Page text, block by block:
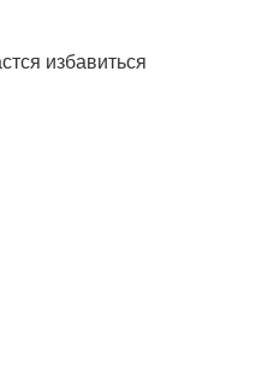
избавиться